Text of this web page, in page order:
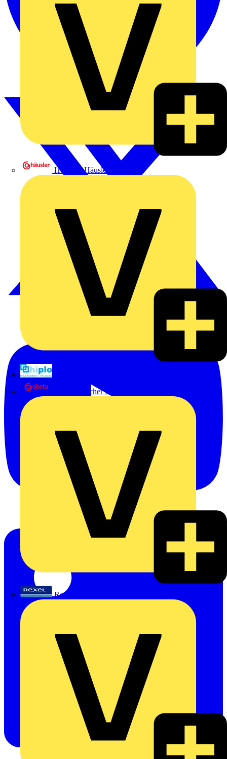
Heinrich Häusler GmbH
Oskar Böttcher GmbH & Co. KG
Rexel